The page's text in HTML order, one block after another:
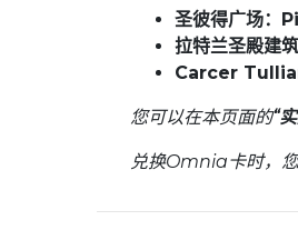
圣彼得广场：
拉特兰圣殿建
Carcer
您可以在本页面的“
兑换Omnia卡时，您